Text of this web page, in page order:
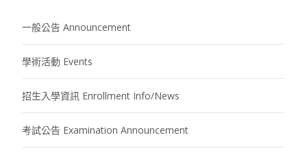
navigation
一般公告 Announcement
學術活動 Events
招生入學資訊 Enrollment Info/News
考試公告 Examination Announcement